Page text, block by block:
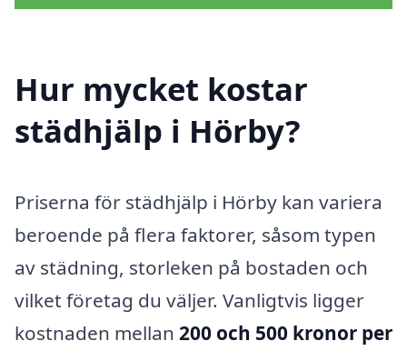
Hur mycket kostar
städhjälp i Hörby?
Priserna för städhjälp i Hörby kan variera
beroende på flera faktorer, såsom typen
av städning, storleken på bostaden och
vilket företag du väljer. Vanligtvis ligger
kostnaden mellan 200 och 500 kronor per